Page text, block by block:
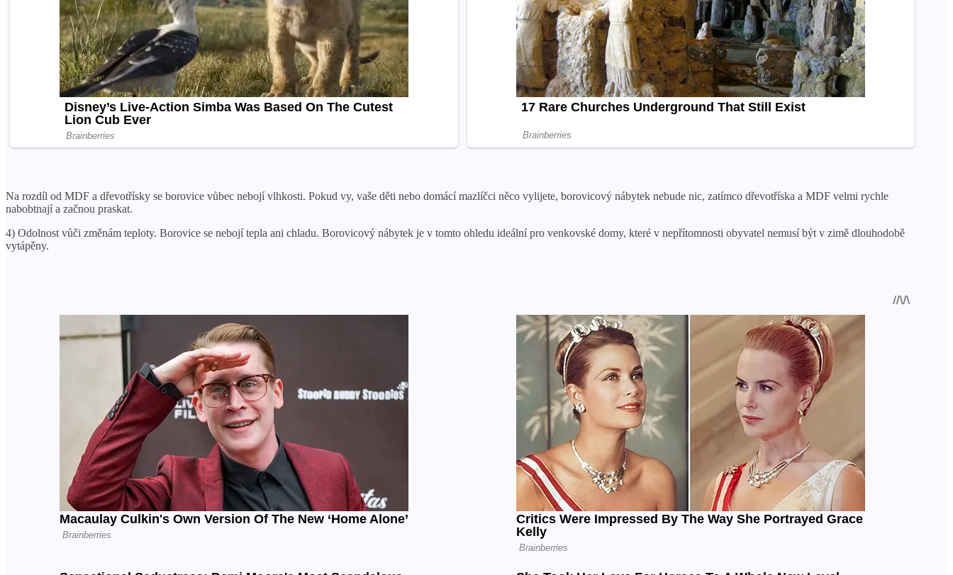
Na rozdíl od MDF a dřevotřísky se borovice vůbec nebojí vlhkosti. Pokud vy, vaše děti nebo domácí mazlíčci něco vylijete, borovicový nábytek nebude nic, zatímco dřevotříska a MDF velmi rychle
nabobtnají a začnou praskat.
4) Odolnost vůči změnám teploty. Borovice se nebojí tepla ani chladu. Borovicový nábytek je v tomto ohledu ideální pro venkovské domy, které v nepřítomnosti obyvatel nemusí být v zimě dlouhodobě
vytápěny.